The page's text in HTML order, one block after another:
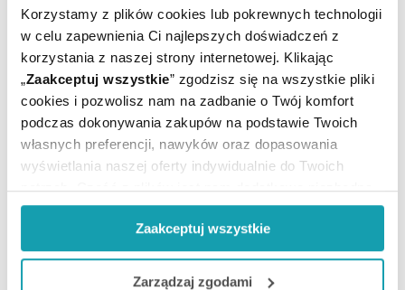
Korzystamy z plików cookies lub pokrewnych technologii
w celu zapewnienia Ci najlepszych doświadczeń z
korzystania z naszej strony internetowej. Klikając
„Zaakceptuj wszystkie” zgodzisz się na wszystkie pliki
cookies i pozwolisz nam na zadbanie o Twój komfort
podczas dokonywania zakupów na podstawie Twoich
własnych preferencji, nawyków oraz dopasowania
wyświetlania naszej oferty indywidualnie do Twoich
potrzeb. Część z plików jest nam dodatkowo niezbędna
do prawidłowego działania Portalu oraz jego
funkcjonalności. W zależności od funkcji, dane o tym jak
korzystasz z naszej witryny będą również przekazywane
do naszych Partnerów marketingowych i analitycznych.
Zaakceptuj wszystkie
Zarządzaj zgodami
Przechowywanie:
Temperatura
pokojowa
ARTYKUŁY
MOŻE CI SIĘ PRZYDAĆ